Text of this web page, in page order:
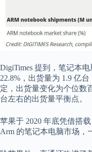
DigiTimes 提到，笔记本
22.8%，出货量为 1.9 亿
定，出货量变化为个位数
台左右的出货量平衡点。
苹果于 2020 年底凭借搭
Arm 的笔记本电脑市场，